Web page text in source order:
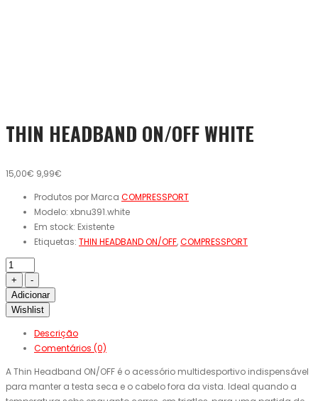
THIN HEADBAND ON/OFF WHITE
15,00€ 9,99€
Produtos por Marca COMPRESSPORT
Modelo: xbnu391.white
Em stock: Existente
Etiquetas: THIN HEADBAND ON/OFF,COMPRESSPORT
Adicionar
Wishlist
Descrição
Comentários (0)
A Thin Headband ON/OFF é o acessório multidesportivo indispensável
para manter a testa seca e o cabelo fora da vista. Ideal quando a